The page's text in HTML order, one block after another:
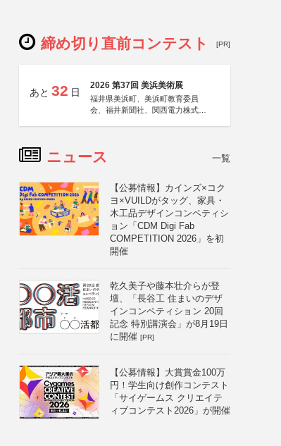
締め切り直前コンテスト [PR]
あと 32 日
2026 第37回 美浜美術展
福井県美浜町、美浜町教育委員
会、福井新聞社、関西電力株式会
ニュース 一覧
【公募情報】カインズ×コク
ヨ×VUILDがタッグ、家具・
木工品デザインコンペティシ
ョン「CDM Digi Fab
COMPETITION 2026」を初
開催
乾久美子や藤本壮介らが登
壇、「長谷工 住まいのデザ
インコンペティション 20回
記念 特別講演会」が8月19日
に開催 [PR]
【公募情報】大賞賞金100万
円！学生向け創作コンテスト
「サイゲームス クリエイテ
ィブコンテスト2026」が開催